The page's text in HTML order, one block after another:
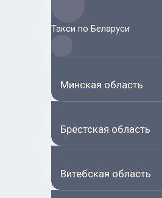
Такси по Беларуси
Минская область
Брестская область
Витебская область